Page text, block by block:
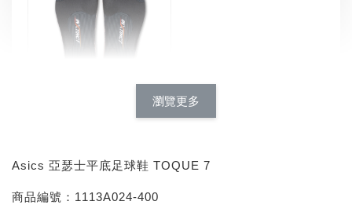
INXTINCT 運動款鞋墊
NT$ 770
瀏覽更多
Asics 亞瑟士平底足球鞋 TOQUE 7
商品編號：1113A024-400